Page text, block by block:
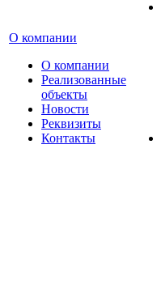
О компании
О компании
Реализованные
объекты
Новости
Реквизиты
Контакты